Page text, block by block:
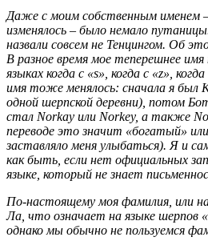
Даже с моим собственным именем —
изменялось – было немало
назвали совсем не Тенцингом. Об
В разное время мое теперешнее имя
языках когда с «s», когда с «z»,
имя тоже менялось: сначала я был
одной шерпской деревни), потом
стал Norkay или Norkey, а также
переводе это значит «богатый»
заставляло меня улыбаться). Я и
как быть, если нет официальных
языке, который не знает
По-настоящему моя фамилия, или
Ла, что означает на языке шерпов
однако мы обычно не пользуемся